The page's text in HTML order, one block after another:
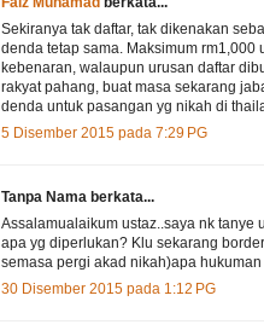
Sekiranya tak daftar, tak dikenakan
denda tetap sama. Maksimum
kebenaran, walaupun urusan daftar
rakyat pahang, buat masa sekarang
denda untuk pasangan yg nikah di
5 Disember 2015 pada 7:29 PG
Tanpa Nama berkata...
Assalamualaikum ustaz..saya nk tanye
apa yg diperlukan? Klu sekarang
semasa pergi akad nikah)apa
30 Disember 2015 pada 1:12 PG